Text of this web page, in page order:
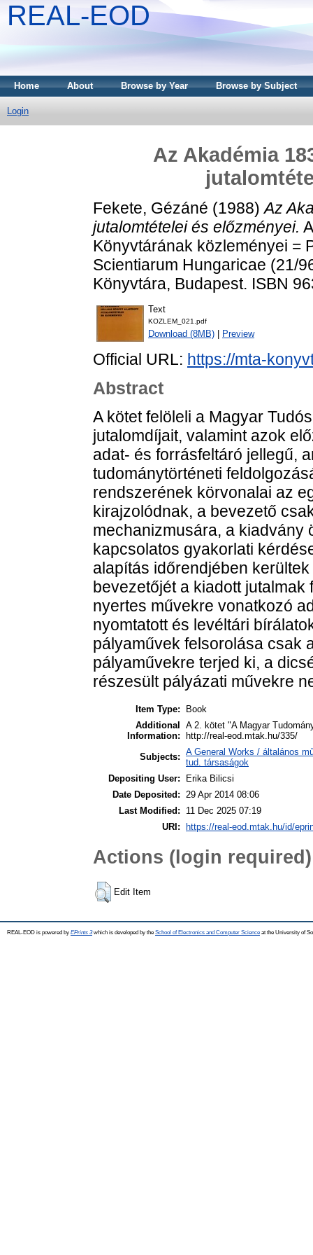
REAL-EOD
Home About Browse by Year Browse by Subject
Login
Az Akadémia
Fekete, Gézáné (1988)Az
jutalomtételei és előzményei.
Könyvtárának közleményei =
Scientiarum Hungaricae (21/
Könyvtára, Budapest. ISBN
Text
KOZLEM_021.pdf
Download (8MB) Preview
Official URL: https://mta-
Abstract
A kötet felöleli a Magyar
jutalomdíjait, valamint azok
adat- és forrásfeltáró jellegű,
tudománytörténeti
rendszerének körvonalai az
kirajzolódnak, a bevezető
mechanizmusára, a kiadvány
kapcsolatos gyakorlati
alapítás időrendjében
bevezetőjét a kiadott
nyertes művekre vonatkozó
nyomtatott és levéltári
pályaművek felsorolása csak
pályaművekre terjed ki, a
részesült pályázati művekre
Item Type:
Book
Additional
Information:
A 2. kötet "A Magyar
http://real-eod.mtak.hu/335/
Subjects: A General Works / általános
tud. társaságok
Depositing User:
Erika Bilicsi
Date Deposited:
29 Apr 2014 08:06
Last Modified:
11 Dec 2025 07:19
URI:
https://real-eod.mtak.hu/id/
Actions (login required)
Edit Item
REAL-EOD is powered by EPrints 3which is developed by the School of Electronics and Computer Science at the University of